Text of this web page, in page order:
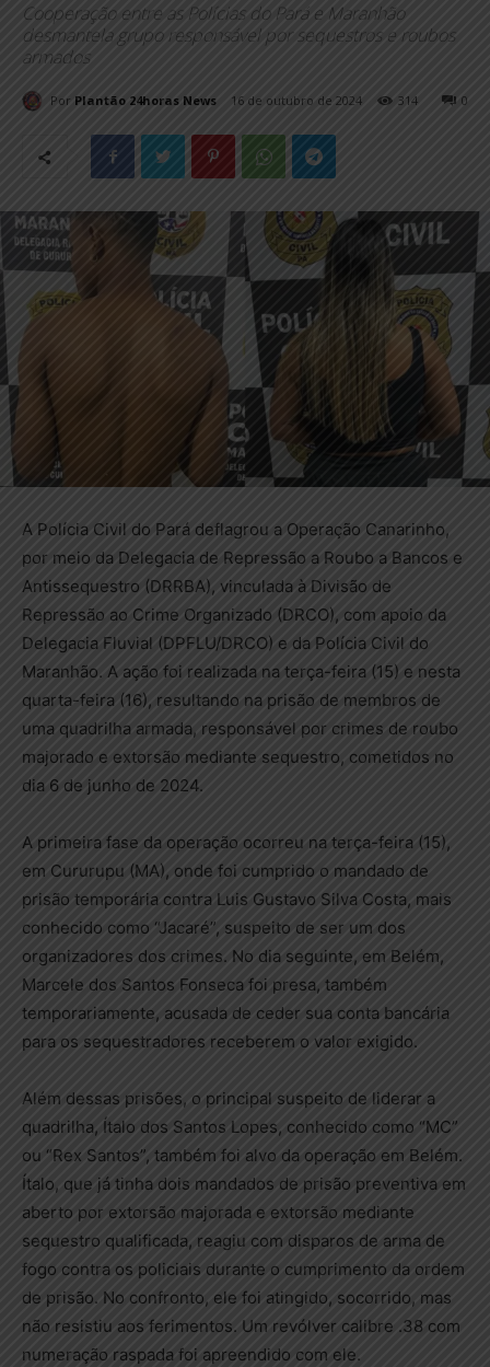
Cooperação entre as Polícias do Pará e Maranhão
desmantela grupo responsável por sequestros e roubos
armados
Por Plantão 24horas News 16 de outubro de 2024 0
314
A Polícia Civil do Pará deflagrou a Operação Canarinho,
por meio da Delegacia de Repressão a Roubo a Bancos e
Antissequestro (DRRBA), vinculada à Divisão de
Repressão ao Crime Organizado (DRCO), com apoio da
Delegacia Fluvial (DPFLU/DRCO) e da Polícia Civil do
Maranhão. A ação foi realizada na terça-feira (15) e nesta
quarta-feira (16), resultando na prisão de membros de
uma quadrilha armada, responsável por crimes de roubo
majorado e extorsão mediante sequestro, cometidos no
dia 6 de junho de 2024.
A primeira fase da operação ocorreu na terça-feira (15),
em Cururupu (MA), onde foi cumprido o mandado de
prisão temporária contra Luis Gustavo Silva Costa, mais
conhecido como “Jacaré”, suspeito de ser um dos
organizadores dos crimes. No dia seguinte, em Belém,
Marcele dos Santos Fonseca foi presa, também
temporariamente, acusada de ceder sua conta bancária
para os sequestradores receberem o valor exigido.
Além dessas prisões, o principal suspeito de liderar a
quadrilha, Ítalo dos Santos Lopes, conhecido como “MC”
ou “Rex Santos”, também foi alvo da operação em Belém.
Ítalo, que já tinha dois mandados de prisão preventiva em
aberto por extorsão majorada e extorsão mediante
sequestro qualificada, reagiu com disparos de arma de
fogo contra os policiais durante o cumprimento da ordem
de prisão. No confronto, ele foi atingido, socorrido, mas
não resistiu aos ferimentos. Um revólver calibre .38 com
numeração raspada foi apreendido com ele.